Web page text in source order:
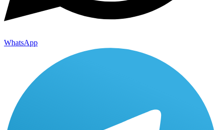
WhatsApp